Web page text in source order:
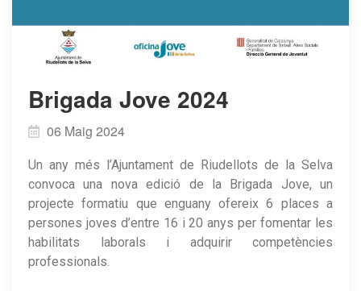
Brigada Jove 2024
06 Maig 2024
Un any més l’Ajuntament de Riudellots de la Selva
convoca una nova edició de la Brigada Jove, un
projecte formatiu que enguany ofereix 6 places a
persones joves d’entre 16 i 20 anys per fomentar les
habilitats laborals i adquirir competències
professionals.